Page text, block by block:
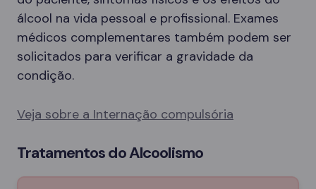
álcool na vida pessoal e profissional. Exames
médicos complementares também podem ser
solicitados para verificar a gravidade da
condição.
Veja sobre a Internação compulsória
Tratamentos do Alcoolismo